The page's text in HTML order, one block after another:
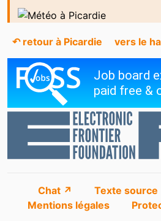
↶ retour à Picardie vers le
Chat ↗ Texte source
Mentions légales